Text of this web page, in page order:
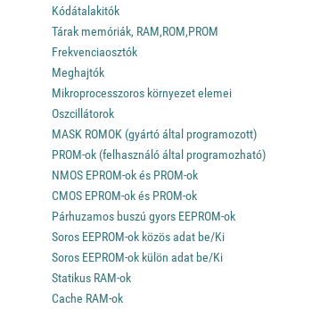
Kódátalakitók
Tárak memóriák, RAM,ROM,PROM
Frekvenciaosztók
Meghajtók
Mikroprocesszoros környezet elemei
Oszcillátorok
MASK ROMOK (gyártó által programozott)
PROM-ok (felhasználó által programozható)
NMOS EPROM-ok és PROM-ok
CMOS EPROM-ok és PROM-ok
Párhuzamos buszú gyors EEPROM-ok
Soros EEPROM-ok közös adat be/Ki
Soros EEPROM-ok külön adat be/Ki
Statikus RAM-ok
Cache RAM-ok